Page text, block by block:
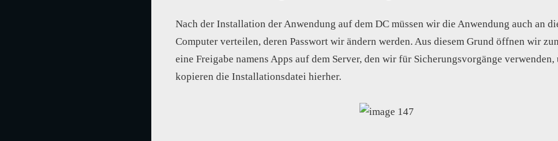
Nach der Installation der Anwendung auf dem DC müssen wir die Anwendung auch an
Computer verteilen, deren Passwort wir ändern werden. Aus diesem Grund öffnen wir
eine Freigabe namens Apps auf dem Server, den wir für Sicherungsvorgänge verwenden,
kopieren die Installationsdatei hierher.